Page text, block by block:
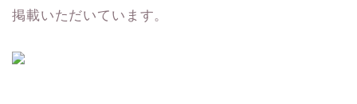
掲載いただいています。